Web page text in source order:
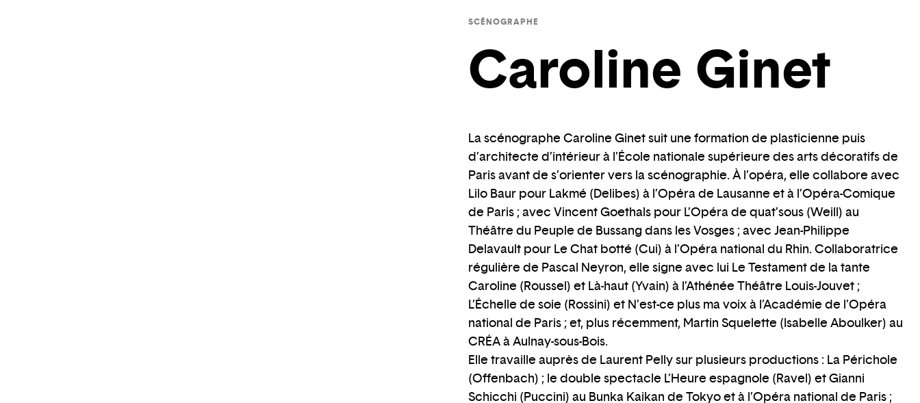
SCÉNOGRAPHE
Caroline Ginet
La scénographe Caroline Ginet suit une formation de plasticienne puis
d’architecte d’intérieur à l’École nationale supérieure des arts décoratifs de
Paris avant de s’orienter vers la scénographie. À l’opéra, elle collabore avec
Lilo Baur pour Lakmé (Delibes) à l’Opéra de Lausanne et à l’Opéra-Comique
de Paris ; avec Vincent Goethals pour L’Opéra de quat’sous (Weill) au
Théâtre du Peuple de Bussang dans les Vosges ; avec Jean-Philippe
Delavault pour Le Chat botté (Cui) à l’Opéra national du Rhin. Collaboratrice
régulière de Pascal Neyron, elle signe avec lui Le Testament de la tante
Caroline (Roussel) et Là-haut (Yvain) à l’Athénée Théâtre Louis-Jouvet ;
L’Échelle de soie (Rossini) et N’est-ce plus ma voix à l’Académie de l’Opéra
national de Paris ; et, plus récemment, Martin Squelette (Isabelle Aboulker) au
CRÉA à Aulnay-sous-Bois.
Elle travaille auprès de Laurent Pelly sur plusieurs productions : La Périchole
(Offenbach) ; le double spectacle L’Heure espagnole (Ravel) et Gianni
Schicchi (Puccini) au Bunka Kaikan de Tokyo et à l’Opéra national de Paris ;